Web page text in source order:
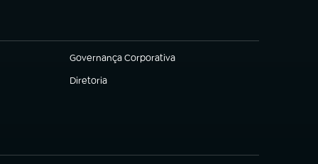
Governança Corporativa
(abre em nova aba)
Diretoria
(abre em nova aba)